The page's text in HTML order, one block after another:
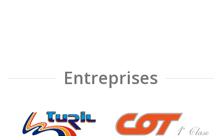
Entreprises
❮ ❯